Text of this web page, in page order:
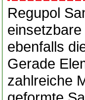
Regupol
ebenfalls
Gerade
zahlreiche